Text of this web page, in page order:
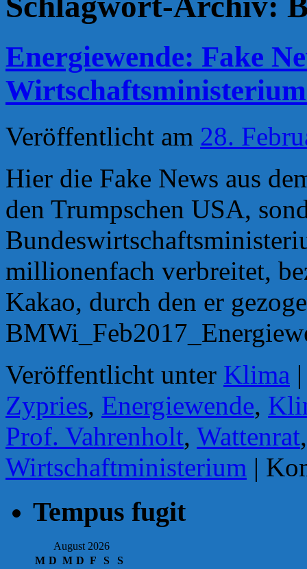
Energiewende: Fake
Veröffentlicht am 28.
Hier die Fake News aus
den Trumpschen USA,
millionenfach verbreitet,
Kakao, durch den er
Veröffentlicht unter Klima |
Zypries, Energiewende,
Prof. Vahrenholt, Wattenrat
Wirtschaftministerium |
Tempus fugit
August 2026
M D M D F S
S